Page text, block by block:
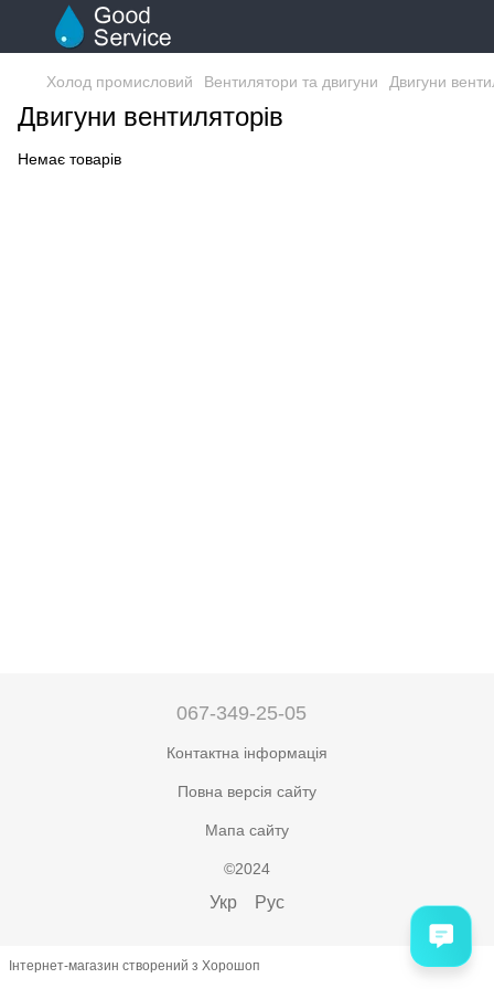
Холод промисловий Вентилятори та двигуни Двигуни
Двигуни вентиляторів
Немає товарів
067-349-25-05
Контактна інформація
Повна версія сайту
Мапа сайту
©2024
Укр Рус
Інтернет-магазин створений з Хорошоп